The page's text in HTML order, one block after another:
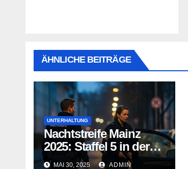
ÄHNLICHE BEITRÄGE
UNTERHALTUNG
Nachtstreife Mainz
2025: Staffel 5 in der
ARD Mediathek
MAI 30, 2025 ADMIN